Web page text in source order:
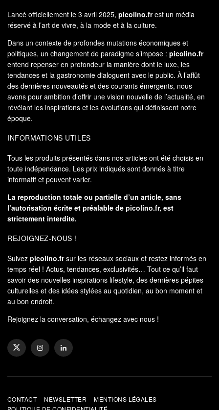
Lancé officiellement le 3 avril 2025, picolino.frest un média
réservé à l’art de vivre, à la mode et à la culture.
Dans un contexte de profondes mutations économiques et
politiques, un changement de paradigme s’impose : picolino.fr
entend repenser en profondeur la manière dont le luxe, les
tendances et la gastronomie dialoguent avec le public. À l’affût
des dernières nouveautés et des courants émergents, nous
avons pour ambition d’offrir une vision nouvelle de l’actualité, en
révélant les inspirations et les évolutions qui définissent notre
époque.
INFORMATIONS UTILES
Tous les produits présentés dans nos articles ont été choisis en
toute indépendance. Les prix indiqués sont donnés à titre
informatif et peuvent varier.
La reproduction totale ou partielle d’un article, sans
l’autorisation écrite et préalable de picolino.fr, est
strictement interdite.
REJOIGNEZ-NOUS !
Suivez picolino.frsur les réseaux sociaux et restez informés en
temps réel ! Actus, tendances, exclusivités… Tout ce qu’il faut
savoir des nouvelles inspirations lifestyle, des dernières pépites
culturelles et des idées stylées au quotidien, au bon moment et
au bon endroit.
Rejoignez la conversation, échangez avec nous !
CONTACT NEWSLETTER
MENTIONS LÉGALES